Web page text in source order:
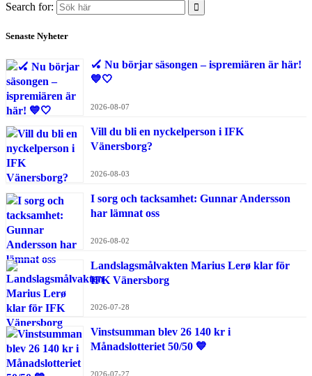
Search for:
Senaste Nyheter
🏑 Nu börjar säsongen – ispremiären är här!
💙🤍
2026-08-07
Vill du bli en nyckelperson i IFK
Vänersborg?
2026-08-03
I sorg och tacksamhet: Gunnar Andersson
har lämnat oss
2026-08-02
Landslagsmålvakten Marius Lerø klar för
IFK Vänersborg
2026-07-28
Vinstsumman blev 26 140 kr i
Månadslotteriet 50/50 💙
2026-07-27